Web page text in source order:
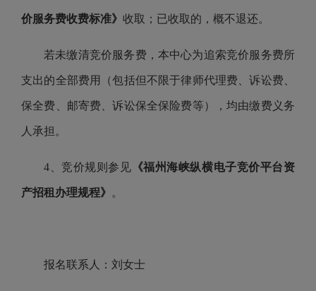
价服务费收费标准》 收取；已收取的，概不退还。
若未缴清竞价服务费，本中心为追索竞价服务费所
支出的全部费用（包括但不限于律师代理费、诉讼费、
保全费、邮寄费、诉讼保全保险费等），均由缴费义务
人承担。
4、竞价规则参见 《福州海峡纵横电子竞价平台资
产招租办理规程》 。
报名联系人：刘女士